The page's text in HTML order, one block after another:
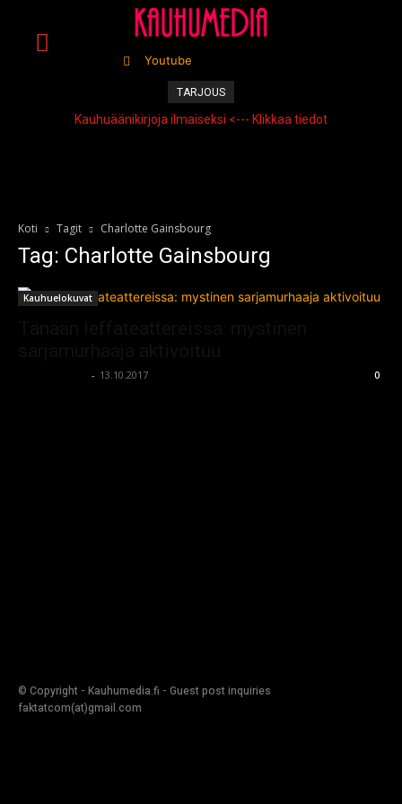
Youtube
TARJOUS
Kauhuäänikirjoja ilmaiseksi <--- Klikkaa tiedot
Koti Tagit Charlotte Gainsbourg
Tag: Charlotte Gainsbourg
Kauhuelokuvat
- 13.10.2017 0
© Copyright - Kauhumedia.fi - Guest post inquiries
faktatcom(at)gmail.com